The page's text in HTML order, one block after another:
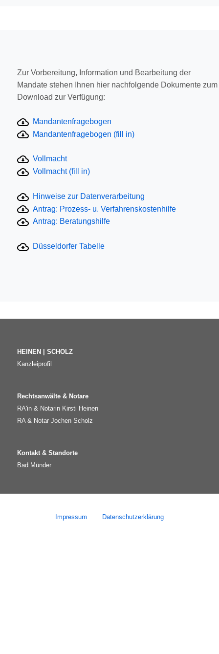
Zur Vorbereitung, Information und Bearbeitung der
Mandate stehen Ihnen hier nachfolgende Dokumente zum
Download zur Verfügung:
Mandantenfragebogen
Mandantenfragebogen (fill in)
Vollmacht
Vollmacht (fill in)
Hinweise zur Datenverarbeitung
Antrag: Prozess- u. Verfahrenskostenhilfe
Antrag: Beratungshilfe
Düsseldorfer Tabelle
HEINEN | SCHOLZ
Kanzleiprofil
Rechtsanwälte & Notare
RA'in & Notarin Kirsti Heinen
RA & Notar Jochen Scholz
Kontakt & Standorte
Bad Münder
Impressum Datenschutzerklärung